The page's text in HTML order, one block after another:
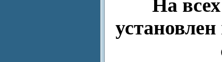
На